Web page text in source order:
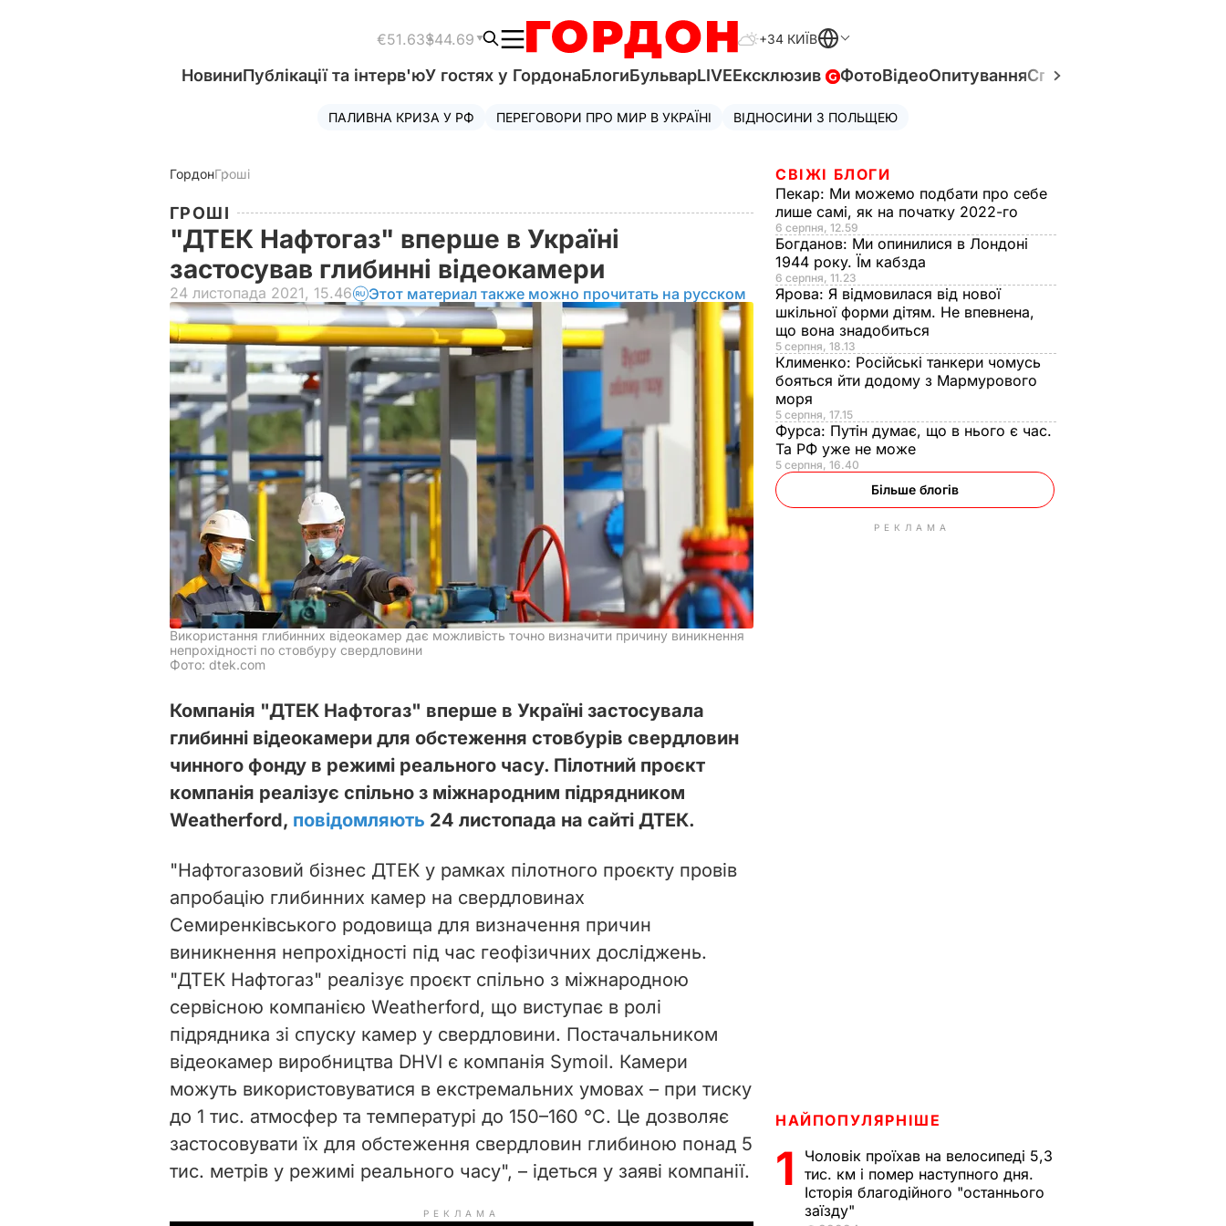
€51.63$44.69 +34 КИЇВ
НовиниПублікації та інтерв'юУ гостях у ГордонаБлогиБульварLIVEЕксклюзив ФотоВідеоОпитуванняСпецпроєкти
ПАЛИВНА КРИЗА У РФ ПЕРЕГОВОРИ ПРО МИР В УКРАЇНІ ВІДНОСИНИ З ПОЛЬЩЕЮ
ГордонГроші
ГРОШІ
"ДТЕК Нафтогаз" вперше в Україні
застосував глибинні відеокамери
24 листопада 2021, 15.46 Этот материал также можно прочитать на русском
Використання глибинних відеокамер дає можливість точно визначити причину виникнення
непрохідності по стовбуру свердловини
Фото: dtek.com
Компанія "ДТЕК Нафтогаз" вперше в Україні застосувала
глибинні відеокамери для обстеження стовбурів свердловин
чинного фонду в режимі реального часу. Пілотний проєкт
компанія реалізує спільно з міжнародним підрядником
Weatherford, повідомляють 24 листопада на сайті ДТЕК.
"Нафтогазовий бізнес ДТЕК у рамках пілотного проєкту провів
апробацію глибинних камер на свердловинах
Семиренківського родовища для визначення причин
виникнення непрохідності під час геофізичних досліджень.
"ДТЕК Нафтогаз" реалізує проєкт спільно з міжнародною
сервісною компанією Weatherford, що виступає в ролі
підрядника зі спуску камер у свердловини. Постачальником
відеокамер виробництва DHVI є компанія Symoil. Камери
можуть використовуватися в екстремальних умовах – при тиску
до 1 тис. атмосфер та температурі до 150–160 °С. Це дозволяє
застосовувати їх для обстеження свердловин глибиною понад 5
тис. метрів у режимі реального часу", – ідеться у заяві компанії.
РЕКЛАМА
СВІЖІ БЛОГИ
Пекар: Ми можемо подбати про себе
лише самі, як на початку 2022-го
6 серпня, 12.59
Богданов: Ми опинилися в Лондоні
1944 року. Їм кабзда
6 серпня, 11.23
Ярова: Я відмовилася від нової
шкільної форми дітям. Не впевнена,
що вона знадобиться
5 серпня, 18.13
Клименко: Російські танкери чомусь
бояться йти додому з Мармурового
моря
5 серпня, 17.15
Фурса: Путін думає, що в нього є час.
Та РФ уже не може
5 серпня, 16.40
Більше блогів
РЕКЛАМА
НАЙПОПУЛЯРНІШЕ
1
Чоловік проїхав на велосипеді 5,3
тис. км і помер наступного дня.
Історія благодійного "останнього
заїзду"